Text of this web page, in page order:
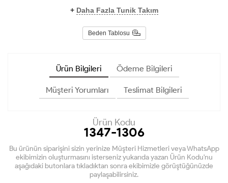
+ Daha Fazla Tunik Takım
Beden Tablosu
Ürün Bilgileri Ödeme Bilgileri
Müşteri Yorumları Teslimat Bilgileri
Ürün Kodu
1347-1306
Bu ürünün siparişini sizin yerinize Müşteri Hizmetleri veya WhatsApp
ekibimizin oluşturmasını isterseniz yukarıda yazan Ürün Kodu'nu
aşağıdaki butonlara tıkladıktan sonra ekibimizle görüştüğünüzde
paylaşabilirsiniz.